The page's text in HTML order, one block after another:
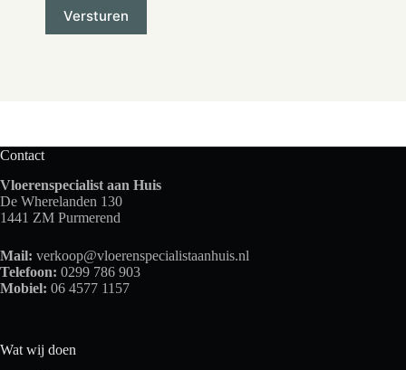
Contact
Vloerenspecialist aan Huis
De Wherelanden 130
1441 ZM Purmerend
Mail: verkoop@vloerenspecialistaanhuis.nl
Telefoon: 0299 786 903
Mobiel: 06 4577 1157
Wat wij doen